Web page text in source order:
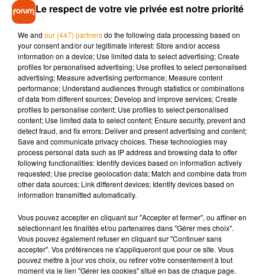
polyvalent pour des missions de ménage, d’entretien des
il faut envoyer CV + lettre de motivation à l’adresse
suivante :emploi.recrutement@charente-maritime.fr
Musique
7 août 2026
Madonna sort enfin le remix de « Love
Sensation » avec Kylie Minogue
7 août 2026
Angèle et Amélie Lens dévoilent leur
collaboration tant attendue
Le respect de votre vie privée est notre priorité
We and our (447) partnersdo the following data processing based on
your consent and/or our legitimate interest: Store and/or access
information on a device; Use limited data to select advertising; Create
profiles for personalised advertising; Use profiles to select personalised
advertising; Measure advertising performance; Measure content
performance; Understand audiences through statistics or combinations
of data from different sources; Develop and improve services; Create
profiles to personalise content; Use profiles to select personalised
content; Use limited data to select content; Ensure security, prevent and
detect fraud, and fix errors; Deliver and present advertising and content;
Save and communicate privacy choices. These technologies may
process personal data such as IP address and browsing data to offer
following functionalities: Identify devices based on information actively
requested; Use precise geolocation data; Match and combine data from
other data sources; Link different devices; Identify devices based on
information transmitted automatically.
Vous pouvez accepter en cliquant sur "Accepter et fermer", ou affiner en
sélectionnant les finalités et/ou partenaires dans "Gérer mes choix".
Vous pouvez également refuser en cliquant sur "Continuer sans
accepter". Vos préférences ne s'appliqueront que pour ce site. Vous
pouvez mettre à jour vos choix, ou retirer votre consentement à tout
moment via le lien "Gérer les cookies" situé en bas de chaque page.